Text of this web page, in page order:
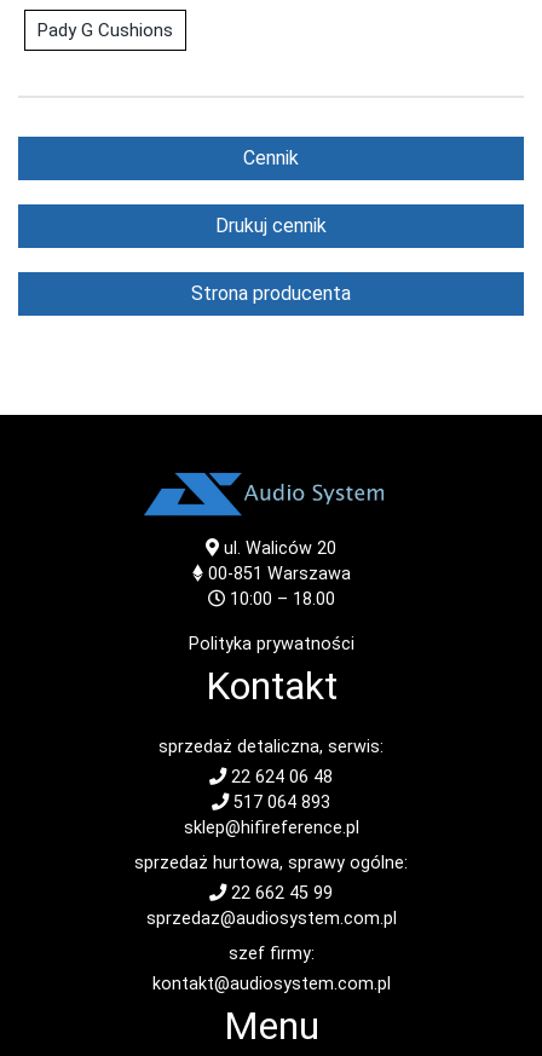
Pady G Cushions
Cennik
Drukuj cennik
Strona producenta
ul. Waliców 20
00-851 Warszawa
10:00 – 18.00
Polityka prywatności
Kontakt
sprzedaż detaliczna, serwis:
22 624 06 48
517 064 893
sklep@hifireference.pl
sprzedaż hurtowa, sprawy ogólne:
22 662 45 99
sprzedaz@audiosystem.com.pl
szef firmy:
kontakt@audiosystem.com.pl
Menu